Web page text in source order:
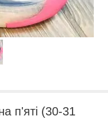
п'яті (30-31